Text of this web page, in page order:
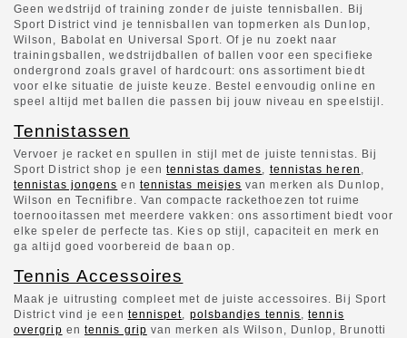
Geen wedstrijd of training zonder de juiste tennisballen. Bij
Sport District vind je tennisballen van topmerken als Dunlop,
Wilson, Babolat en Universal Sport. Of je nu zoekt naar
trainingsballen, wedstrijdballen of ballen voor een specifieke
ondergrond zoals gravel of hardcourt: ons assortiment biedt
voor elke situatie de juiste keuze. Bestel eenvoudig online en
speel altijd met ballen die passen bij jouw niveau en speelstijl.
Tennistassen
Vervoer je racket en spullen in stijl met de juiste tennistas. Bij
Sport District shop je eentennistas dames, tennistas heren ,
tennistas jongens en tennistas meisjes van merken als Dunlop,
Wilson en Tecnifibre. Van compacte rackethoezen tot ruime
toernooitassen met meerdere vakken: ons assortiment biedt voor
elke speler de perfecte tas. Kies op stijl, capaciteit en merk en
ga altijd goed voorbereid de baan op.
Tennis Accessoires
Maak je uitrusting compleet met de juiste accessoires. Bij Sport
District vind je een tennispet, polsbandjes tennis,tennis
overgrip en tennis grip van merken als Wilson, Dunlop, Brunotti